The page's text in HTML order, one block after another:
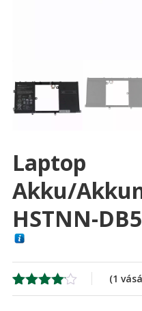
Laptop
Akku/
HSTNN-
Értékelés
1
(1